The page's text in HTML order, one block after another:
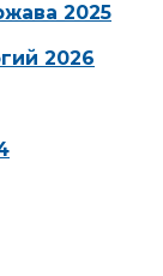
2025
2026